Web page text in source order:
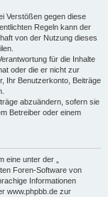
Verstößen gegen diese
Regeln kann der
von der Nutzung dieses
für die Inhalte
oder die er nicht zur
Ihr Benutzerkonto, Beiträge
abzuändern, sofern sie
Betreiber oder einem
eine unter der „
Foren-Software von
Informationen
www.phpbb.de zur